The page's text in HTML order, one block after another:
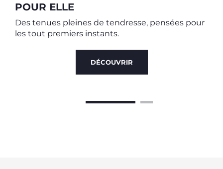
POUR ELLE
Des tenues pleines de tendresse, pensées pour
les tout premiers instants.
DÉCOUVRIR